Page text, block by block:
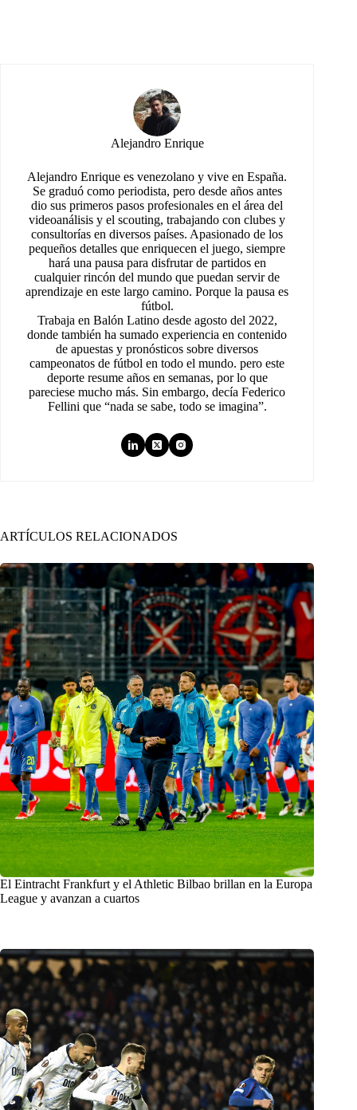
Alejandro Enrique
Alejandro Enrique es venezolano y vive en España.
Se graduó como periodista, pero desde años antes
dio sus primeros pasos profesionales en el área del
videoanálisis y el scouting, trabajando con clubes y
consultorías en diversos países. Apasionado de los
pequeños detalles que enriquecen el juego, siempre
hará una pausa para disfrutar de partidos en
cualquier rincón del mundo que puedan servir de
aprendizaje en este largo camino. Porque la pausa es
fútbol.
Trabaja en Balón Latino desde agosto del 2022,
donde también ha sumado experiencia en contenido
de apuestas y pronósticos sobre diversos
campeonatos de fútbol en todo el mundo. pero este
deporte resume años en semanas, por lo que
pareciese mucho más. Sin embargo, decía Federico
Fellini que “nada se sabe, todo se imagina”.
ARTÍCULOS RELACIONADOS
El Eintracht Frankfurt y el Athletic Bilbao brillan en la Europa
League y avanzan a cuartos